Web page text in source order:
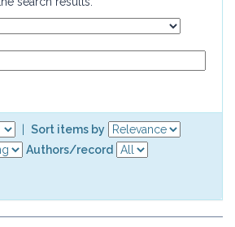
Sort items by
Authors/record